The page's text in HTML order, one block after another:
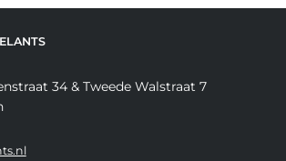
34 & Tweede Walstraat 7